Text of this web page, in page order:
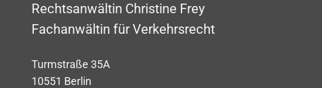
Rechtsanwältin Christine Frey
Fachanwältin für Verkehrsrecht
Turmstraße 35A
10551 Berlin